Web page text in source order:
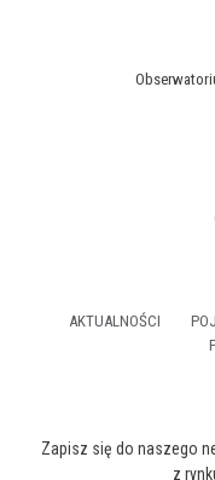
AKTUALNOŚCI
Zapisz się do naszego
z